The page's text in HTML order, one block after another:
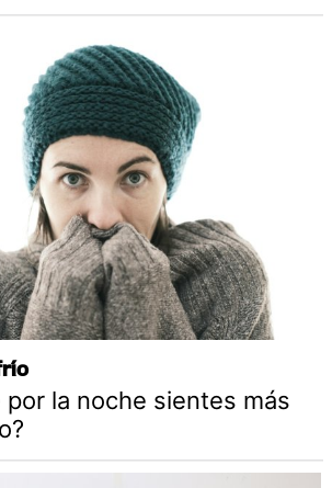
por la noche sientes más